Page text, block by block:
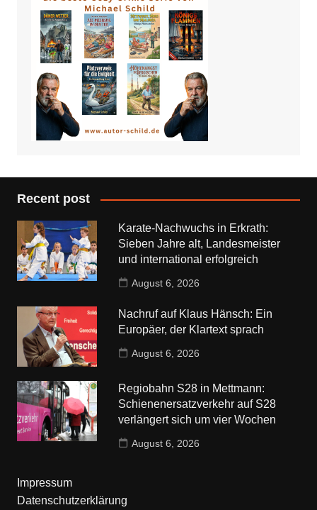
Recent post
Karate-Nachwuchs in Erkrath:
Sieben Jahre alt, Landesmeister
und international erfolgreich
August 6, 2026
Nachruf auf Klaus Hänsch: Ein
Europäer, der Klartext sprach
August 6, 2026
Regiobahn S28 in Mettmann:
Schienenersatzverkehr auf S28
verlängert sich um vier Wochen
August 6, 2026
Impressum
Datenschutzerklärung